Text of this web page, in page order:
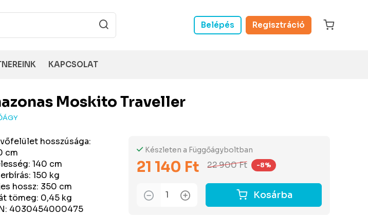
Belépés Regisztráció
KAPCSOLAT
Moskito Traveller
hosszúsága:
cm
140 cm
150 kg
hossz: 350 cm
tömeg: 0,45 kg
4030454000475
Készleten a Függőágyboltban
21 140 Ft 22 900 Ft -8%
Kosárba